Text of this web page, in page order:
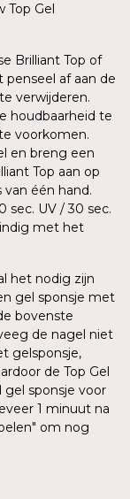
Top Gel
Brilliant Top of
penseel af aan de
verwijderen.
houdbaarheid te
voorkomen.
en breng een
Top aan op
van één hand.
sec. UV / 30 sec.
met het
het nodig zijn
gel sponsje met
bovenste
de nagel niet
gelsponsje,
de Top Gel
gel sponsje voor
1 minuut na
om nog